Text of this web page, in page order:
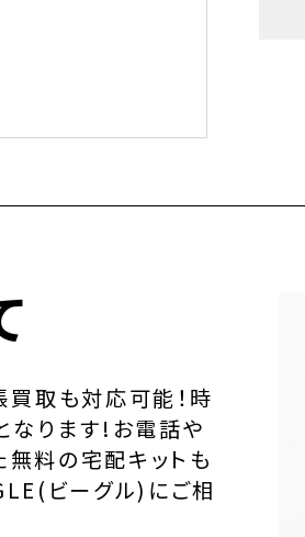
取も対応可能！時
なります!お電話や
料の宅配キットも
ビーグル)にご相